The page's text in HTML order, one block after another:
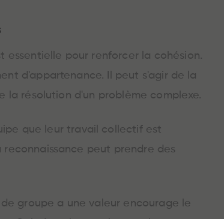
essentielle pour renforcer la cohésion.
d'appartenance. Il peut s'agir de la
résolution d'un problème complexe.
que leur travail collectif est
peut prendre des
groupe a une valeur encourage le